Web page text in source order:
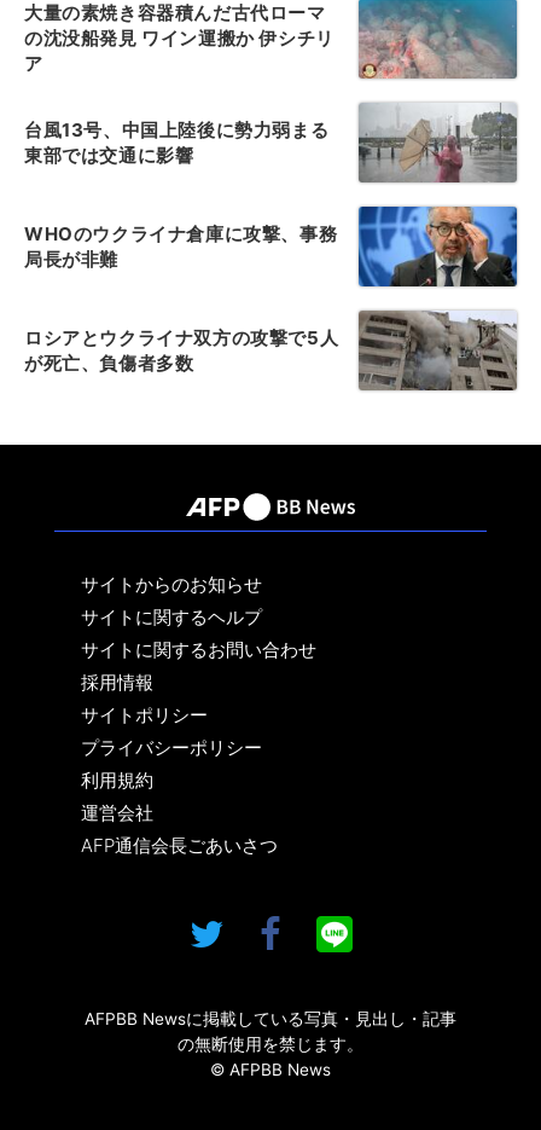
大量の素焼き容器積んだ古代ローマ
の沈没船発見 ワイン運搬か 伊シチリ
ア
台風13号、中国上陸後に勢力弱まる
東部では交通に影響
WHOのウクライナ倉庫に攻撃、事務
局長が非難
ロシアとウクライナ双方の攻撃で5人
が死亡、負傷者多数
サイトからのお知らせ
サイトに関するヘルプ
サイトに関するお問い合わせ
採用情報
サイトポリシー
プライバシーポリシー
利用規約
運営会社
AFP通信会長ごあいさつ
AFPBB Newsに掲載している写真・見出し・記事
の無断使用を禁じます。
© AFPBB News